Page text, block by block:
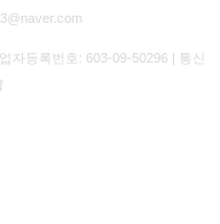
자등록번호: 603-09-50296 | 통신